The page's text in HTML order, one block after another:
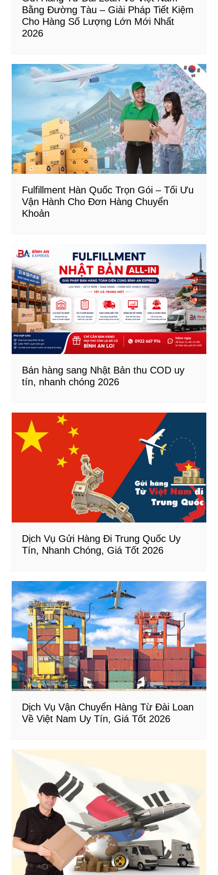
Bằng Đường Tàu – Giải Pháp Tiết Kiệm
Cho Hàng Số Lượng Lớn Mới Nhất
2026
Fulfillment Hàn Quốc Trọn Gói – Tối Ưu
Vận Hành Cho Đơn Hàng Chuyển
Khoản
Bán hàng sang Nhật Bản thu COD uy
tín, nhanh chóng 2026
Dịch Vụ Gửi Hàng Đi Trung Quốc Uy
Tín, Nhanh Chóng, Giá Tốt 2026
Dịch Vụ Vận Chuyển Hàng Từ Đài Loan
Về Việt Nam Uy Tín, Giá Tốt 2026